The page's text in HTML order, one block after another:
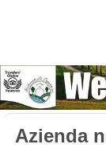
Azienda